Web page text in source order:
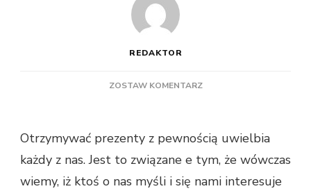
REDAKTOR
ZOSTAW KOMENTARZDO
AMATORA
KINA
Otrzymywać prezenty z pewnością uwielbia
każdy z nas. Jest to związane e tym, że wówczas
wiemy, iż ktoś o nas myśli i się nami interesuje